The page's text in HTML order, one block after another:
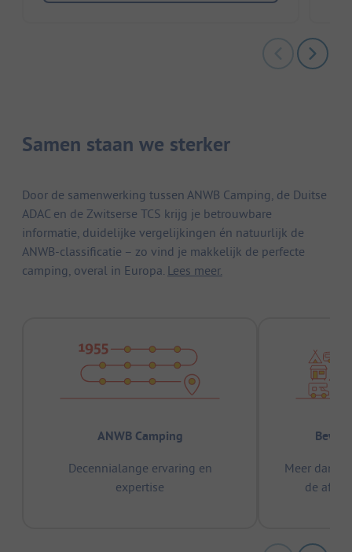
Samen staan we sterker
Door de samenwerking tussen ANWB Camping, de Duitse
ADAC en de Zwitserse TCS krijg je betrouwbare
informatie, duidelijke vergelijkingen én natuurlijk de
ANWB-classificatie – zo vind je makkelijk de perfecte
camping, overal in Europa. Lees meer.
ANWB Camping
Decennialange ervaring en
expertise
Meer dan
de